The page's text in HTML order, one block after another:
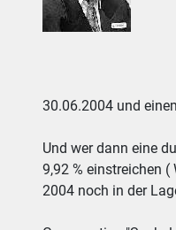
30.06.2004 und
Und wer dann eine
9,92 % einstreichen
2004 noch in der